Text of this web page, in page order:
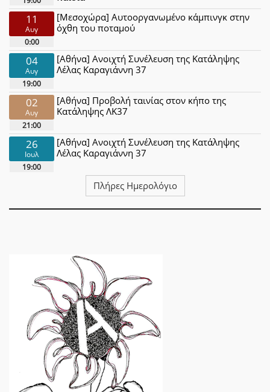
11
Αυγ
0:00
[Μεσοχώρα] Αυτοοργανωμένο κάμπινγκ στην
όχθη του ποταμού
04
Αυγ
19:00
[Αθήνα] Ανοιχτή Συνέλευση της Κατάληψης
Λέλας Καραγιάννη 37
02
Αυγ
21:00
[Αθήνα] Προβολή ταινίας στον κήπο της
Κατάληψης ΛΚ37
26
Ιουλ
19:00
[Αθήνα] Ανοιχτή Συνέλευση της Κατάληψης
Λέλας Καραγιάννη 37
Πλήρες Ημερολόγιο